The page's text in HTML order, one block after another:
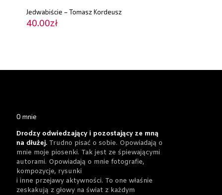
Jedwabiście – Tomasz Kordeusz
40.00zł
O mnie
Drodzy odwiedzający i pozostający ze mną
na dłużej. Trudno pisać o sobie. Opowiadają o
mnie moje piosenki. Tak jest ze śpiewającymi
autorami. Opowiadają o mnie fotografie,
kompozycje, rysunki
i inne przejawy aktywności. To one właśnie
zeskakują z głowy na świat z każdym